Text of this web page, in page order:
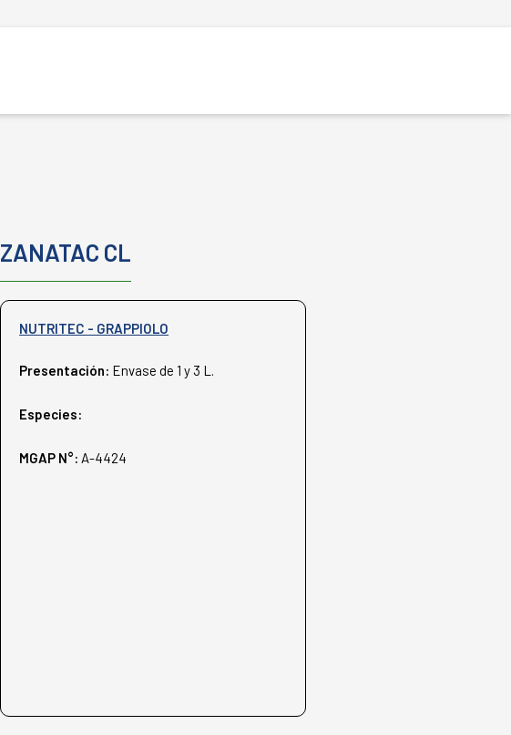
ZANATAC CL
NUTRITEC - GRAPPIOLO
Presentación: Envase de 1 y 3 L.
Especies:
MGAP N°: A-4424